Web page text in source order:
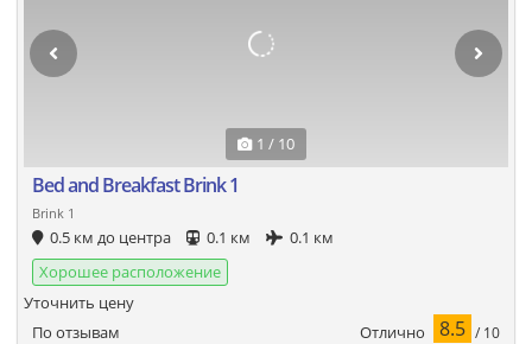
1 / 10
Bed and Breakfast Brink 1
Brink 1
0.5 км до центра 0.1 км
0.1 км
Хорошее расположение
По отзывам Отлично 8.5 / 10
Уточнить цену